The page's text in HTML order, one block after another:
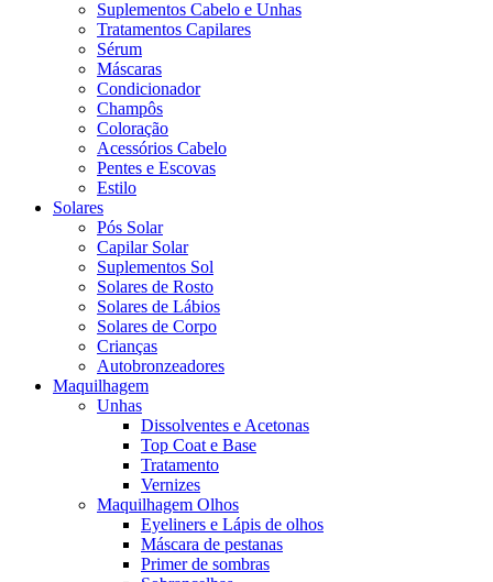
Suplementos Cabelo e Unhas
Tratamentos Capilares
Sérum
Máscaras
Condicionador
Champôs
Coloração
Acessórios Cabelo
Pentes e Escovas
Estilo
Solares
Pós Solar
Capilar Solar
Suplementos Sol
Solares de Rosto
Solares de Lábios
Solares de Corpo
Crianças
Autobronzeadores
Maquilhagem
Unhas
Dissolventes e Acetonas
Top Coat e Base
Tratamento
Vernizes
Maquilhagem Olhos
Eyeliners e Lápis de olhos
Máscara de pestanas
Primer de sombras